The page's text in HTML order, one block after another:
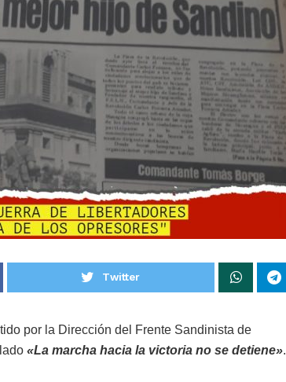
Twitter
por la Dirección del Frente Sandinista de
«La marcha hacia la victoria no se detiene».